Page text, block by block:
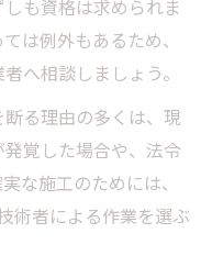
由の実態と防ぐ方
コン設置を断る主
ない場合の対策を
となる例とその
も資格は求められま
は例外もあるため、
へ相談しましょう。
る理由の多くは、現
覚した場合や、法令
な施工のためには、
術者による作業を選ぶ